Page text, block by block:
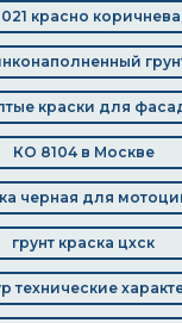
красно
краски для
КО 8104 в Москве
черная для
грунт краска цхск
технические